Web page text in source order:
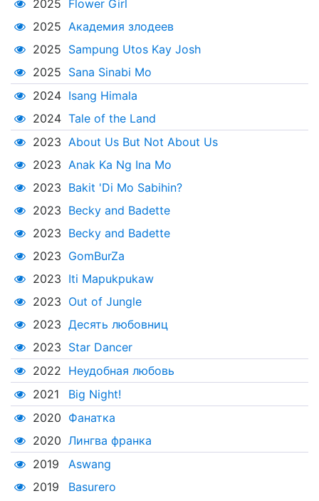
2025
Flower Girl
2025 Академия злодеев
2025 Sampung Utos Kay Josh
2025 Sana Sinabi Mo
2024 Isang Himala
2024 Tale of the Land
2023 About Us But Not About Us
2023 Anak Ka Ng Ina Mo
2023 Bakit 'Di Mo Sabihin?
2023 Becky and Badette
2023 Becky and Badette
2023 GomBurZa
2023 Iti Mapukpukaw
2023 Out of Jungle
2023 Десять любовниц
2023 Star Dancer
2022 Неудобная любовь
2021
Big Night!
2020 Фанатка
2020 Лингва франка
2019
Aswang
2019
Basurero